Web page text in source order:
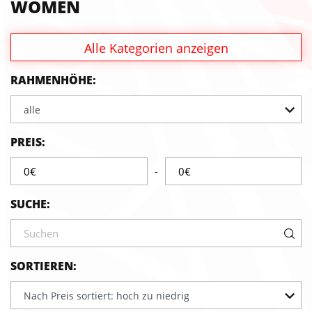
WOMEN
Alle Kategorien anzeigen
RAHMENHÖHE:
alle
PREIS:
-
SUCHE:
SORTIEREN:
Nach Preis sortiert: hoch zu niedrig